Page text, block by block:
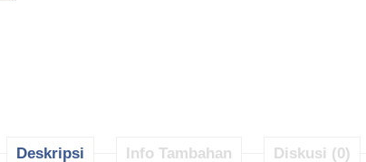
Deskripsi Info Tambahan Diskusi (0)